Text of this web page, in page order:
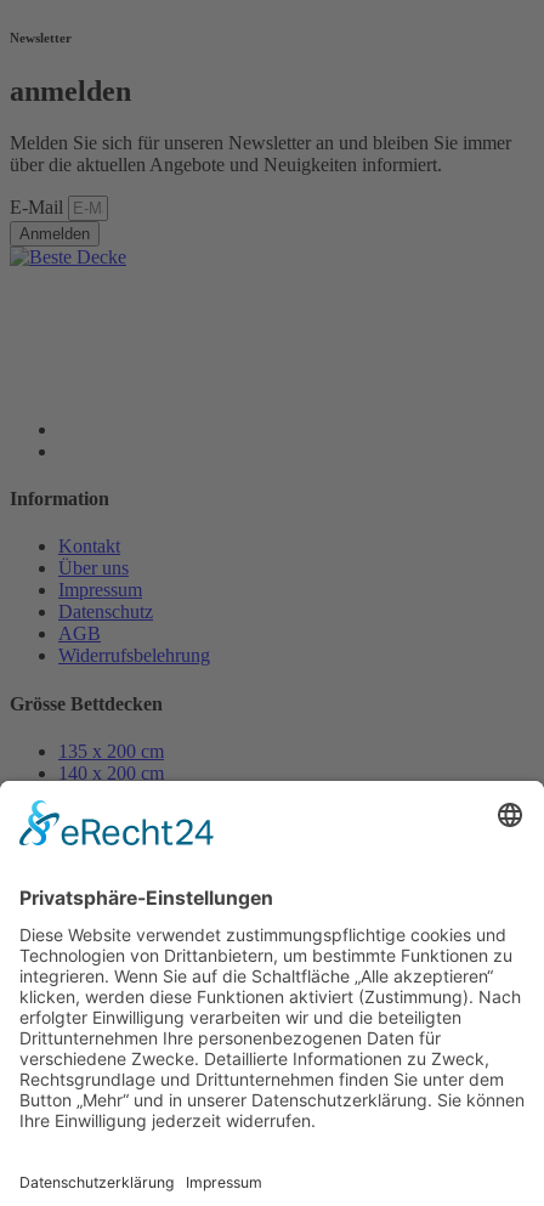
Newsletter
anmelden
Melden Sie sich für unseren Newsletter an und bleiben Sie immer
über die aktuellen Angebote und Neuigkeiten informiert.
E-Mail
Anmelden
Information
Kontakt
Über uns
Impressum
Datenschutz
AGB
Widerrufsbelehrung
Grösse Bettdecken
135 x 200 cm
140 x 200 cm
155 x 220 cm
200 x 200 cm
Grösse Kissen
80 x 80 cm
70 x 90 cm
40 x 80 cm
40 x 60 cm
60 x 80 cm
35 x 40 cm
50 x 50 cm
40 x 40 cm
Design byKB WebStudio